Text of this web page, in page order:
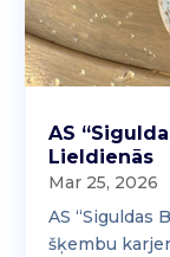
AS
Lieldienās
Mar 25, 2026
AS “Siguldas
šķembu